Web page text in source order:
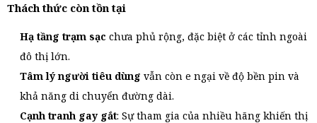
Thách thức còn tồn tại
Hạ tầng trạm sạc chưa phủ rộng, đặc biệt ở các tỉnh ngoài
đô thị lớn.
Tâm lý người tiêu dùng vẫn còn e ngại về độ bền pin và
khả năng di chuyển đường dài.
Cạnh tranh gay gắt: Sự tham gia của nhiều hãng khiến thị